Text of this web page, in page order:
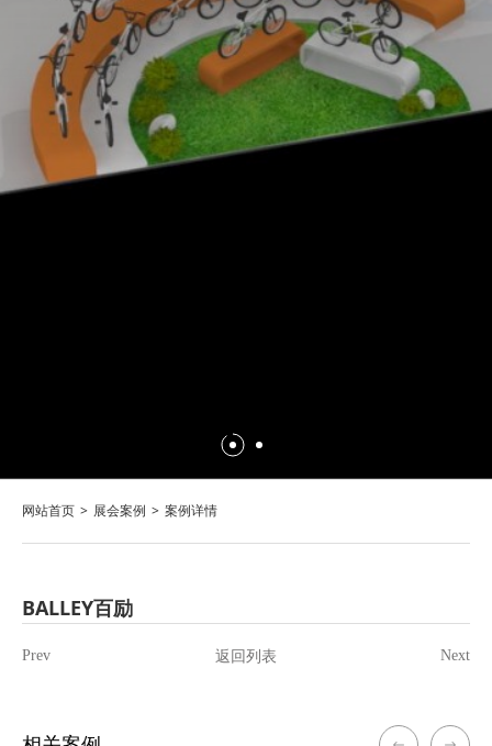
网站首页 展会案例 案例详情
BALLEY百励
Prev 返回列表 Next